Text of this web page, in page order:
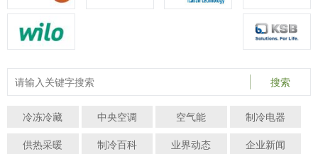
搜索
冷冻冷藏 中央空调 空气能
制冷电器
供热采暖
制冷百科 业界动态 企业新闻